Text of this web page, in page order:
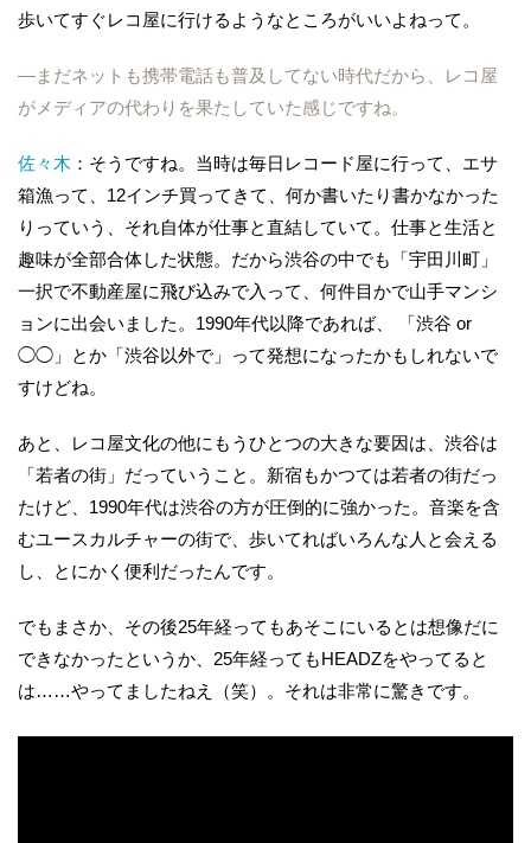
歩いてすぐレコ屋に行けるようなところがいいよねって。
―まだネットも携帯電話も普及してない時代だから、レコ屋
がメディアの代わりを果たしていた感じですね。
佐々木 ：そうですね。当時は毎日レコード屋に行って、エサ
箱漁って、12インチ買ってきて、何か書いたり書かなかった
りっていう、それ自体が仕事と直結していて。仕事と生活と
趣味が全部合体した状態。だから渋谷の中でも「宇田川町」
一択で不動産屋に飛び込みで入って、何件目かで山手マンシ
ョンに出会いました。1990年代以降であれば、 「渋谷 or
◯◯」とか「渋谷以外で」って発想になったかもしれないで
すけどね。
あと、レコ屋文化の他にもうひとつの大きな要因は、渋谷は
「若者の街」だっていうこと。新宿もかつては若者の街だっ
たけど、1990年代は渋谷の方が圧倒的に強かった。音楽を含
むユースカルチャーの街で、歩いてればいろんな人と会える
し、とにかく便利だったんです。
でもまさか、その後25年経ってもあそこにいるとは想像だに
できなかったというか、25年経ってもHEADZをやってると
は……やってましたねえ（笑）。それは非常に驚きです。